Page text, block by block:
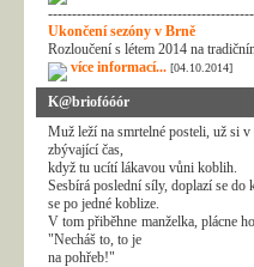
Ukončení sezóny v Brně
Rozloučení s létem 2014 na
více informací... [04.10.2014]
K@briofóóór
Muž leží na smrtelné posteli, už si
zbývající čas,
když tu ucítí lákavou vůni koblih.
Sesbírá poslední síly, doplazí se do
se po jedné koblize.
V tom přiběhne manželka, plácne
"Necháš to, to je
na pohřeb!"